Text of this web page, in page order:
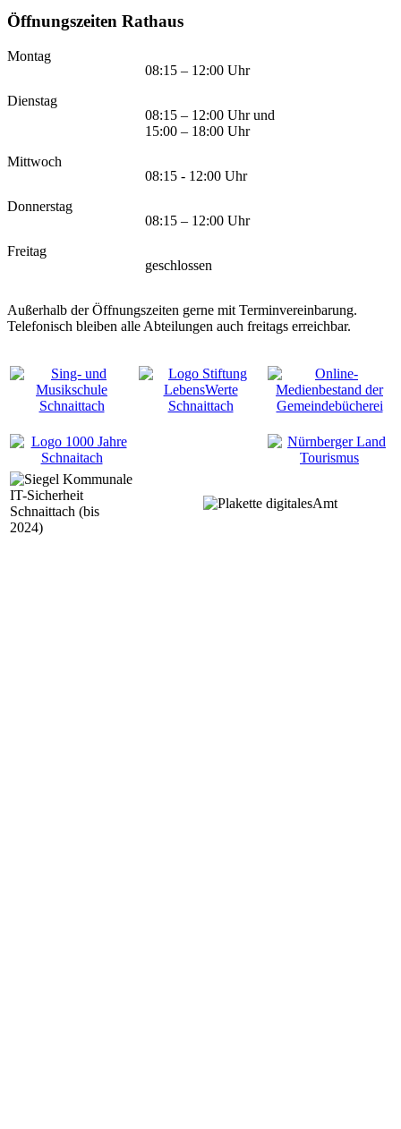
Öffnungszeiten Rathaus
Montag
08:15 – 12:00 Uhr
Dienstag
08:15 – 12:00 Uhr und
15:00 – 18:00 Uhr
Mittwoch
08:15 - 12:00 Uhr
Donnerstag
08:15 – 12:00 Uhr
Freitag
geschlossen
Außerhalb der Öffnungszeiten gerne mit Terminvereinbarung.
Telefonisch bleiben alle Abteilungen auch freitags erreichbar.